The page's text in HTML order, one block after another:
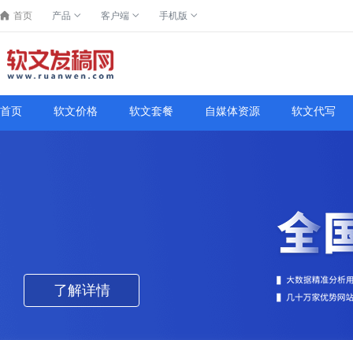
首页 产品 客户端 手机版
首页 软文价格 软文套餐 自媒体资源 软文代写
了解详情